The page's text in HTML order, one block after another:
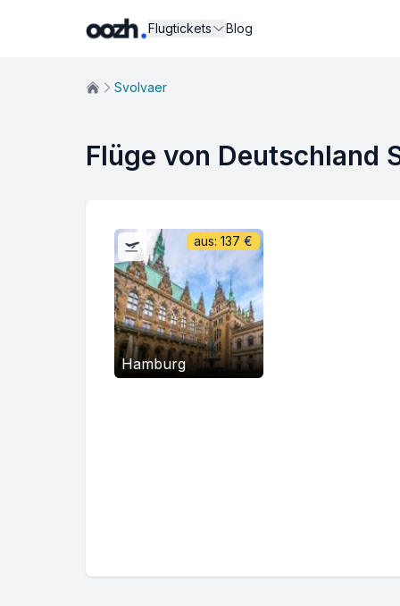
Flugtickets Blog
Svolvaer
Flüge von Deutschland
Hamburg
aus: 137 €